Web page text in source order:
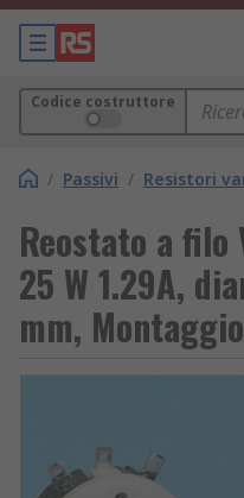
Codice costruttore
/ Passivi / Resistori
Reostato a filo
25 W 1.29A,
mm,